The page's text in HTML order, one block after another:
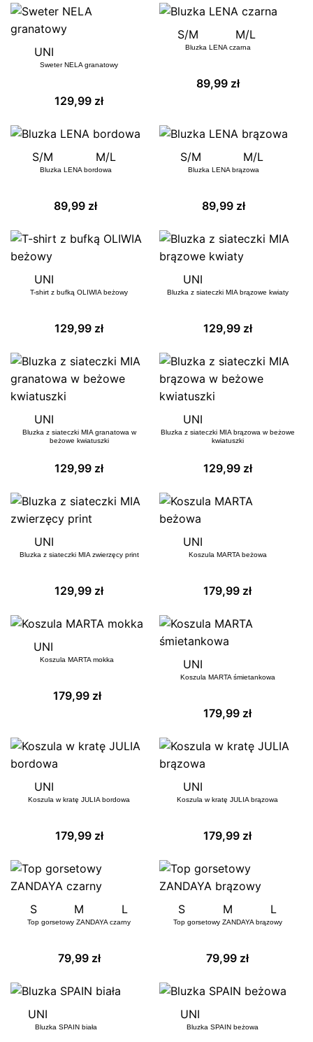
UNI
Sweter NELA granatowy
129,99 zł
S/M M/L
Bluzka LENA czarna
89,99 zł
S/M M/L
Bluzka LENA bordowa
89,99 zł
S/M M/L
Bluzka LENA brązowa
89,99 zł
UNI
T-shirt z bufką OLIWIA beżowy
129,99 zł
UNI
Bluzka z siateczki MIA brązowe kwiaty
129,99 zł
UNI
Bluzka z siateczki MIA granatowa w
beżowe kwiatuszki
129,99 zł
UNI
Bluzka z siateczki MIA brązowa w beżowe
kwiatuszki
129,99 zł
UNI
Bluzka z siateczki MIA zwierzęcy print
129,99 zł
UNI
Koszula MARTA beżowa
179,99 zł
UNI
Koszula MARTA mokka
179,99 zł
UNI
Koszula MARTA śmietankowa
179,99 zł
UNI
Koszula w kratę JULIA bordowa
179,99 zł
UNI
Koszula w kratę JULIA brązowa
179,99 zł
S M L
Top gorsetowy ZANDAYA czarny
79,99 zł
S M L
Top gorsetowy ZANDAYA brązowy
79,99 zł
UNI
Bluzka SPAIN biała
UNI
Bluzka SPAIN beżowa